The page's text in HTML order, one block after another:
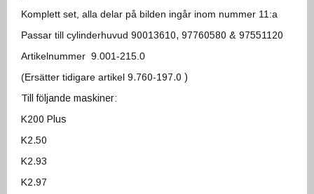
Komplett set, alla delar på bilden ingår inom nummer 11:a
Passar till cylinderhuvud 90013610, 97760580 & 97551120
Artikelnummer 9.001-215.0
(Ersätter tidigare artikel 9.760-197.0 )
Till följande maskiner:
K200 Plus
K2.50
K2.93
K2.97